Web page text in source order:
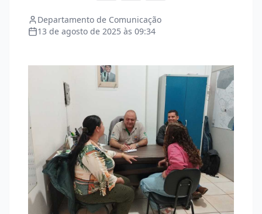
Departamento de Comunicação
13 de agosto de 2025 às 09:34